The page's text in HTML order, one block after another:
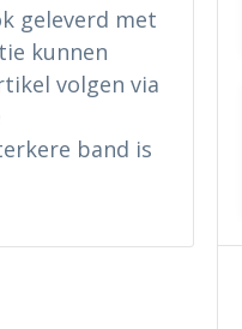
geleverd met
kunnen
volgen via
band is